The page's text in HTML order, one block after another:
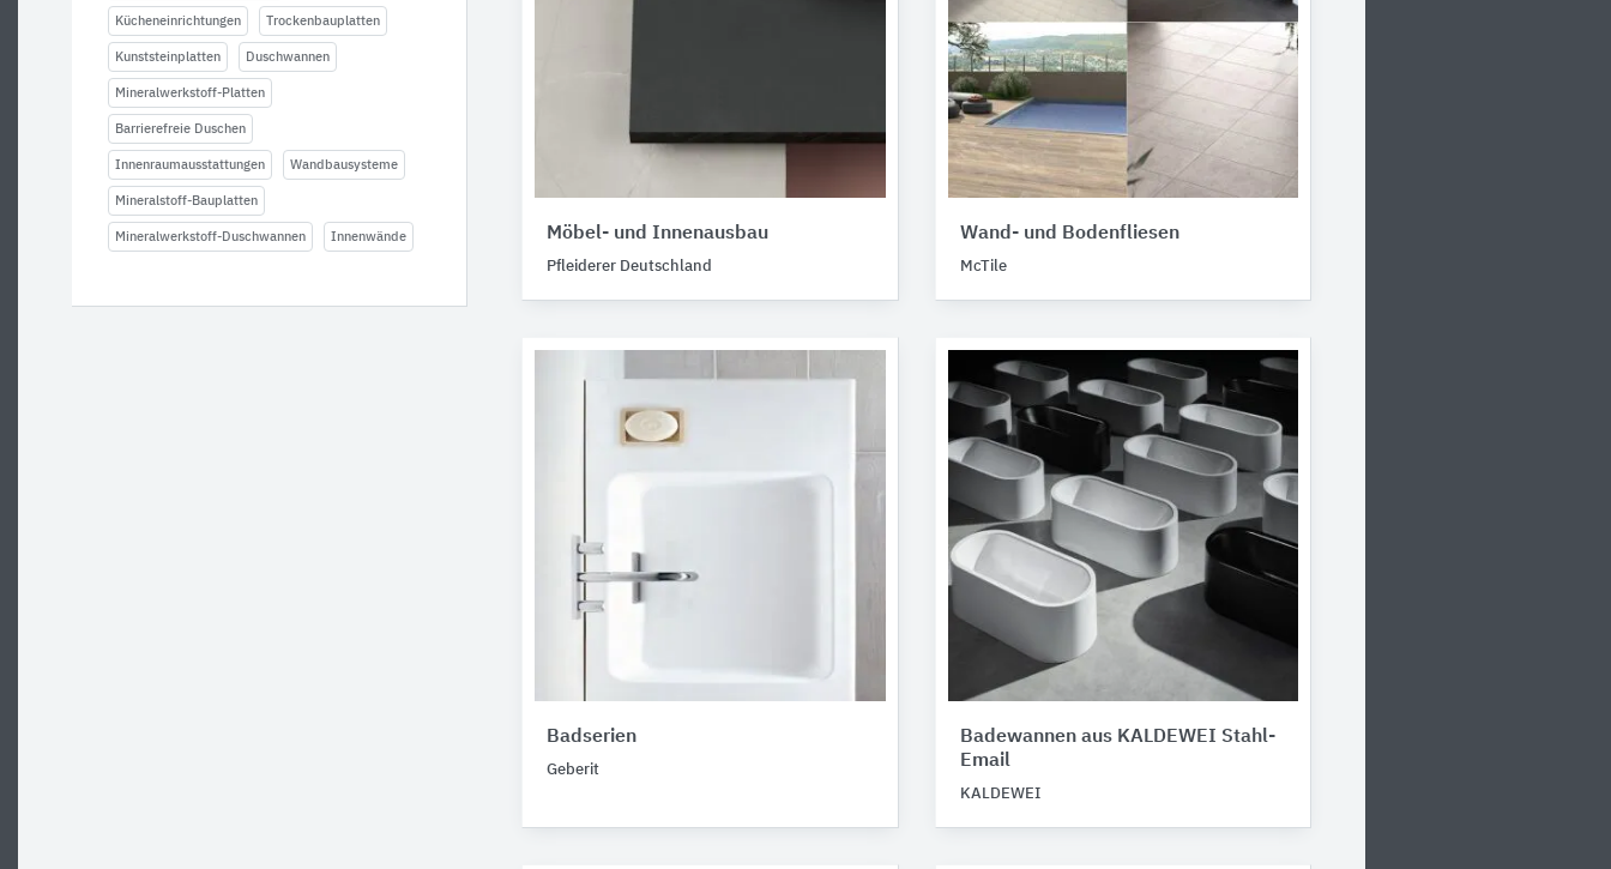
Kücheneinrichtungen Trockenbauplatten
Kunststeinplatten Duschwannen
Mineralwerkstoff-Platten
Barrierefreie Duschen
Innenraumausstattungen Wandbausysteme
Mineralstoff-Bauplatten
Mineralwerkstoff-Duschwannen Innenwände Möbel- und Innenausbau
Pfleiderer Deutschland
Wand- und Bodenfliesen
McTile
Badserien
Geberit
Badewannen aus ​​​KALDEWEI Stahl-
Email
KALDEWEI